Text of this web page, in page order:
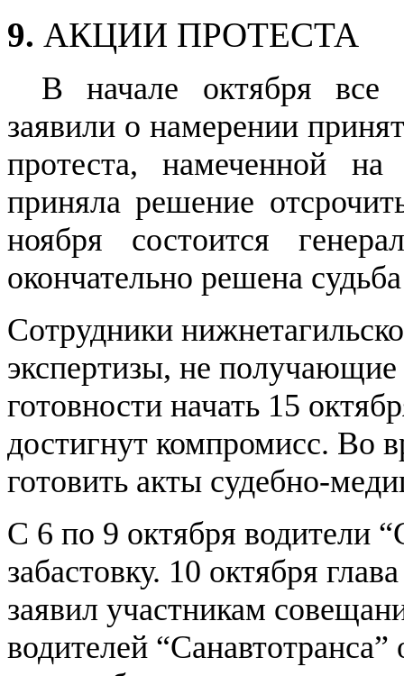
9. АКЦИИ ПРОТЕСТА
В начале октября все
заявили о намерении
протеста, намеченной
приняла решение
ноября состоится
окончательно решена
Сотрудники
экспертизы, не получающие
готовности начать 15
достигнут компромисс. Во
готовить акты судебно-
С 6 по 9 октября водители
забастовку. 10 октября
заявил участникам
водителей